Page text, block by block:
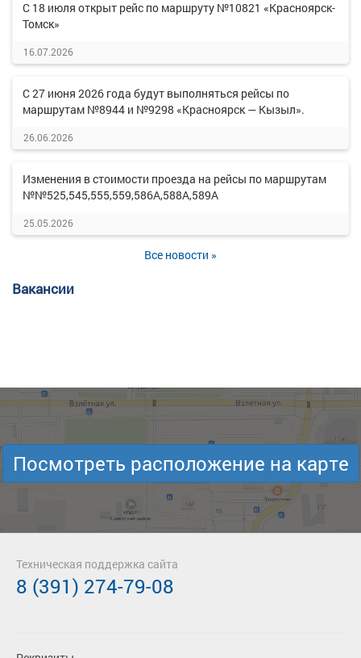
С 18 июля открыт рейс по маршруту №10821 «Красноярск-
Томск»
16.07.2026
С 27 июня 2026 года будут выполняться рейсы по
маршрутам №8944 и №9298 «Красноярск — Кызыл».
26.06.2026
Изменения в стоимости проезда на рейсы по маршрутам
№№525,545,555,559,586А,588А,589А
25.05.2026
Все новости »
Вакансии
Посмотреть расположение на карте
Техническая поддержка сайта
8 (391) 274-79-08